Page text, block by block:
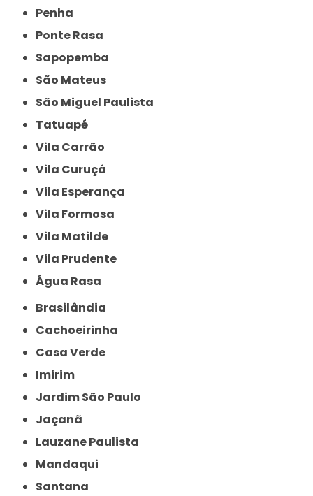
Penha
Ponte Rasa
Sapopemba
São Mateus
São Miguel Paulista
Tatuapé
Vila Carrão
Vila Curuçá
Vila Esperança
Vila Formosa
Vila Matilde
Vila Prudente
Água Rasa
Brasilândia
Cachoeirinha
Casa Verde
Imirim
Jardim São Paulo
Jaçanã
Lauzane Paulista
Mandaqui
Santana